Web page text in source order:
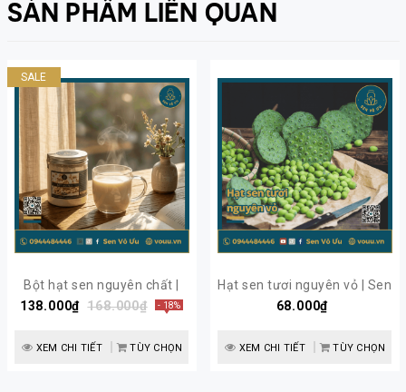
SẢN PHẨM LIÊN QUAN
SALE
Bột hạt sen nguyên chất |
Thơm ngon, giàu dinh dưỡng
138.000₫ 168.000₫ - 18%
XEM CHI TIẾT TÙY CHỌN
Hạt sen tươi nguyên vỏ | Sen
Vô Ưu
68.000₫
XEM CHI TIẾT TÙY CHỌN